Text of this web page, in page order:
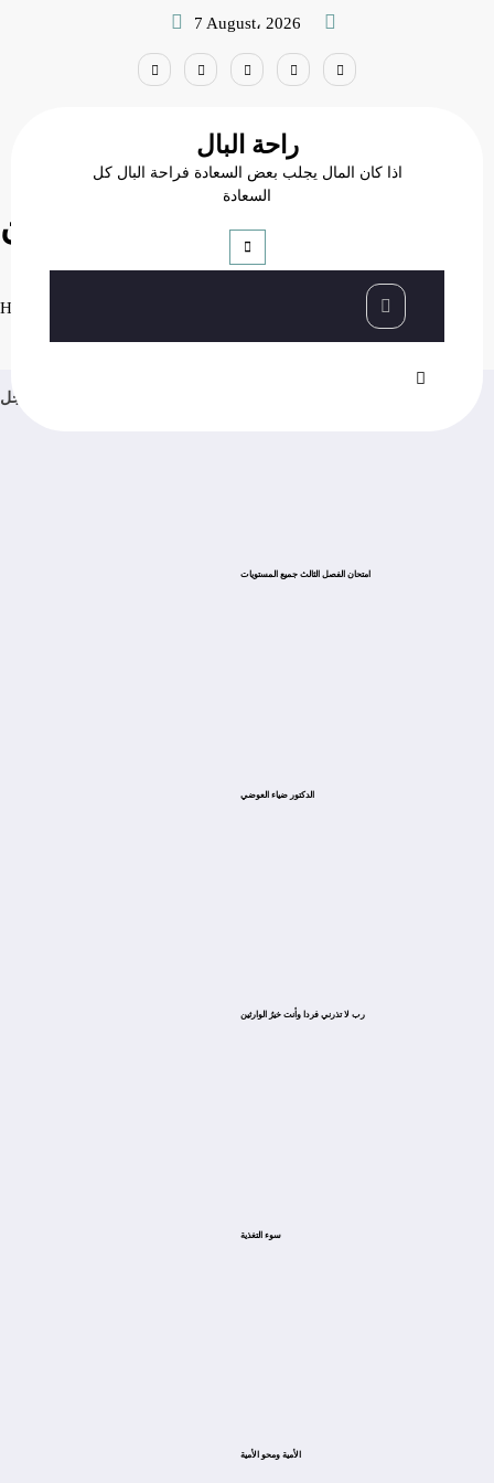
7 August، 2026
راحة البال
اذا كان المال يجلب بعض السعادة فراحة البال كل
السعادة
مقابل كأس من اللبن
Home
عاجل
امتحان الفصل الثالث جميع المستويات
الدكتور ضياء العوضي
ﺭﺏ ﻻ ﺗﺬﺭﻧﻲ ﻓﺮﺩﺍ ﻭﺃﻧﺖ ﺧﻴﺮُ ﺍﻟﻮﺍﺭﺛﻴﻦ
سوء التغذية
الأمية ومحو الأمية